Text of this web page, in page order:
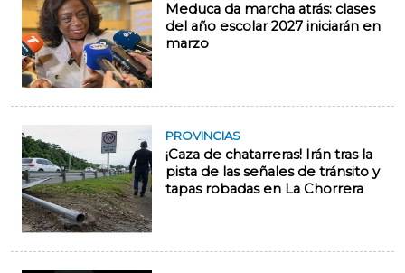
Meduca da marcha atrás: clases
del año escolar 2027 iniciarán en
marzo
PROVINCIAS
¡Caza de chatarreras! Irán tras la
pista de las señales de tránsito y
tapas robadas en La Chorrera